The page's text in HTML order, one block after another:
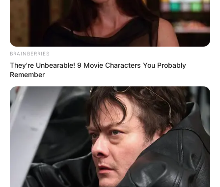
BRAINBERRIES
They're Unbearable! 9 Movie Characters You Probably
Remember